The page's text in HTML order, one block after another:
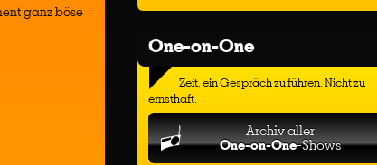
ganz böse
One-on-One
Zeit, ein Gespräch zu führen. Nicht zu
ernsthaft.
Archiv aller
One-on-One-Shows